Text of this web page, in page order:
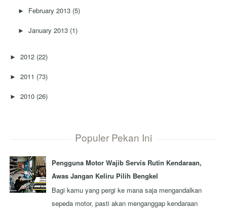
► February 2013 (5)
►January 2013 (1)
►2012 (22)
►2011 (73)
►2010 (26)
Populer Pekan Ini
Pengguna Motor Wajib Servis Rutin Kendaraan,
Awas Jangan Keliru Pilih Bengkel
Bagi kamu yang pergi ke mana saja mengandalkan
sepeda motor, pasti akan menganggap kendaraan